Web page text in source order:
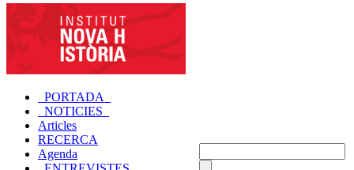
_PORTADA_
_NOTICIES_
Articles
RECERCA
Agenda